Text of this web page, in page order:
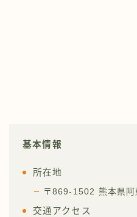
基本情報
所在地
〒869-1502 熊本県阿
交通アクセス